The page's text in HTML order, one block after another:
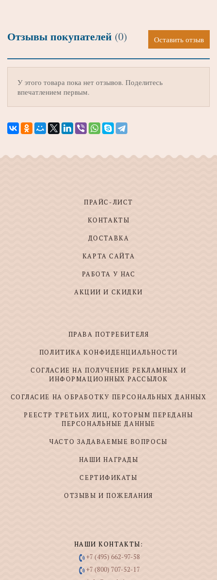
Отзывы покупателей (0) Оставить отзыв
У этого товара пока нет отзывов. Поделитесь
впечатлением первым.
ПРАЙС-ЛИСТ
КОНТАКТЫ
ДОСТАВКА
КАРТА САЙТА
РАБОТА У НАС
АКЦИИ И СКИДКИ
ПРАВА ПОТРЕБИТЕЛЯ
ПОЛИТИКА КОНФИДЕНЦИАЛЬНОСТИ
СОГЛАСИЕ НА ПОЛУЧЕНИЕ РЕКЛАМНЫХ И
ИНФОРМАЦИОННЫХ РАССЫЛОК
СОГЛАСИЕ НА ОБРАБОТКУ ПЕРСОНАЛЬНЫХ ДАННЫХ
РЕЕСТР ТРЕТЬИХ ЛИЦ, КОТОРЫМ ПЕРЕДАНЫ
ПЕРСОНАЛЬНЫЕ ДАННЫЕ
ЧАСТО ЗАДАВАЕМЫЕ ВОПРОСЫ
НАШИ НАГРАДЫ
СЕРТИФИКАТЫ
ОТЗЫВЫ И ПОЖЕЛАНИЯ
НАШИ КОНТАКТЫ:
+7 (495) 662-97-58
+7 (800) 707-52-17